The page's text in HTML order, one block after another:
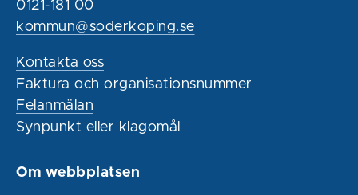
0121-181 00
kommun@soderkoping.se
Kontakta oss
Faktura och organisationsnummer
Felanmälan
Synpunkt eller klagomål
Om webbplatsen